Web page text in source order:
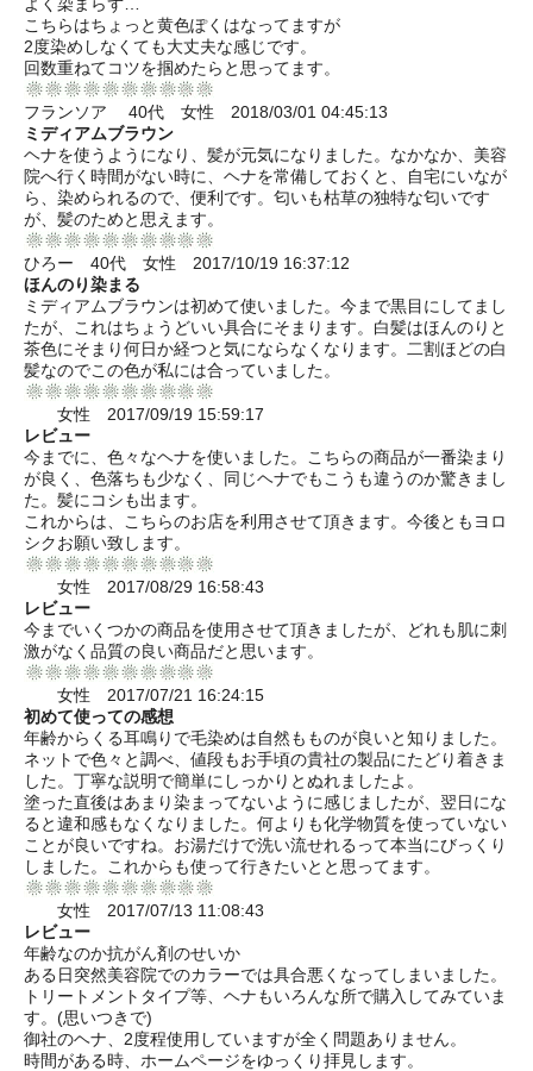
こちらはちょっと黄色ぽくはなってますが
2度染めしなくても大丈夫な感じです。
回数重ねてコツを掴めたらと思ってます。
フランソア 40代 女性 2018/03/01 04:45:13
ミディアムブラウン
ヘナを使うようになり、髪が元気になりました。なかなか、美容
院へ行く時間がない時に、ヘナを常備しておくと、自宅にいなが
ら、染められるので、便利です。匂いも枯草の独特な匂いです
が、髪のためと思えます。
ひろー 40代 女性 2017/10/19 16:37:12
ほんのり染まる
ミディアムブラウンは初めて使いました。今まで黒目にしてまし
たが、これはちょうどいい具合にそまります。白髪はほんのりと
茶色にそまり何日か経つと気にならなくなります。二割ほどの白
髪なのでこの色が私には合っていました。
女性 2017/09/19 15:59:17
レビュー
今までに、色々なヘナを使いました。こちらの商品が一番染まり
が良く、色落ちも少なく、同じヘナでもこうも違うのか驚きまし
た。髪にコシも出ます。
これからは、こちらのお店を利用させて頂きます。今後ともヨロ
シクお願い致します。
女性 2017/08/29 16:58:43
レビュー
今までいくつかの商品を使用させて頂きましたが、どれも肌に刺
激がなく品質の良い商品だと思います。
女性 2017/07/21 16:24:15
初めて使っての感想
年齢からくる耳鳴りで毛染めは自然もものが良いと知りました。
ネットで色々と調べ、値段もお手頃の貴社の製品にたどり着きま
した。丁寧な説明で簡単にしっかりとぬれましたよ。
塗った直後はあまり染まってないように感じましたが、翌日にな
ると違和感もなくなりました。何よりも化学物質を使っていない
ことが良いですね。お湯だけで洗い流せれるって本当にびっくり
しました。これからも使って行きたいとと思ってます。
女性 2017/07/13 11:08:43
レビュー
年齢なのか抗がん剤のせいか
ある日突然美容院でのカラーでは具合悪くなってしまいました。
トリートメントタイプ等、ヘナもいろんな所で購入してみていま
す。(思いつきで)
御社のヘナ、2度程使用していますが全く問題ありません。
時間がある時、ホームページをゆっくり拝見します。